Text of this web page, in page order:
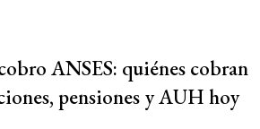
ANSES: quiénes cobran
pensiones y AUH hoy